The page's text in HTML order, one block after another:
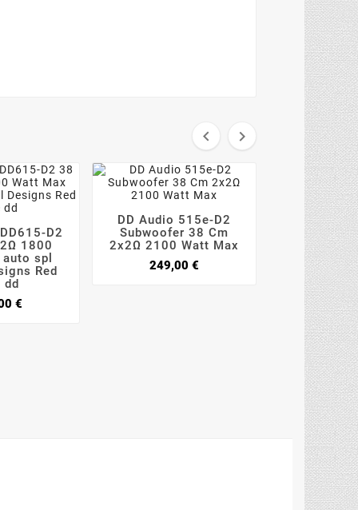
 

D2
1800
spl
Red
dd
€Prezzo
  
DD Audio 515e-D2
Subwoofer 38 Cm
2x2Ω 2100 Watt Max
249,00 €Prezzo
 
Ground
15-2.5KD2
38 Cm